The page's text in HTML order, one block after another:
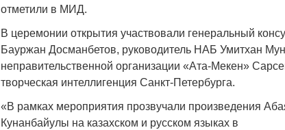
отметили в МИД.
В церемонии открытия участвовали генеральный
Бауржан Досманбетов, руководитель НАБ Умитхан
неправительственной организации «Ата-Мекен»
творческая интеллигенция Санкт-Петербурга.
«В рамках мероприятия прозвучали произведения
Кунанбайулы на казахском и русском языках в